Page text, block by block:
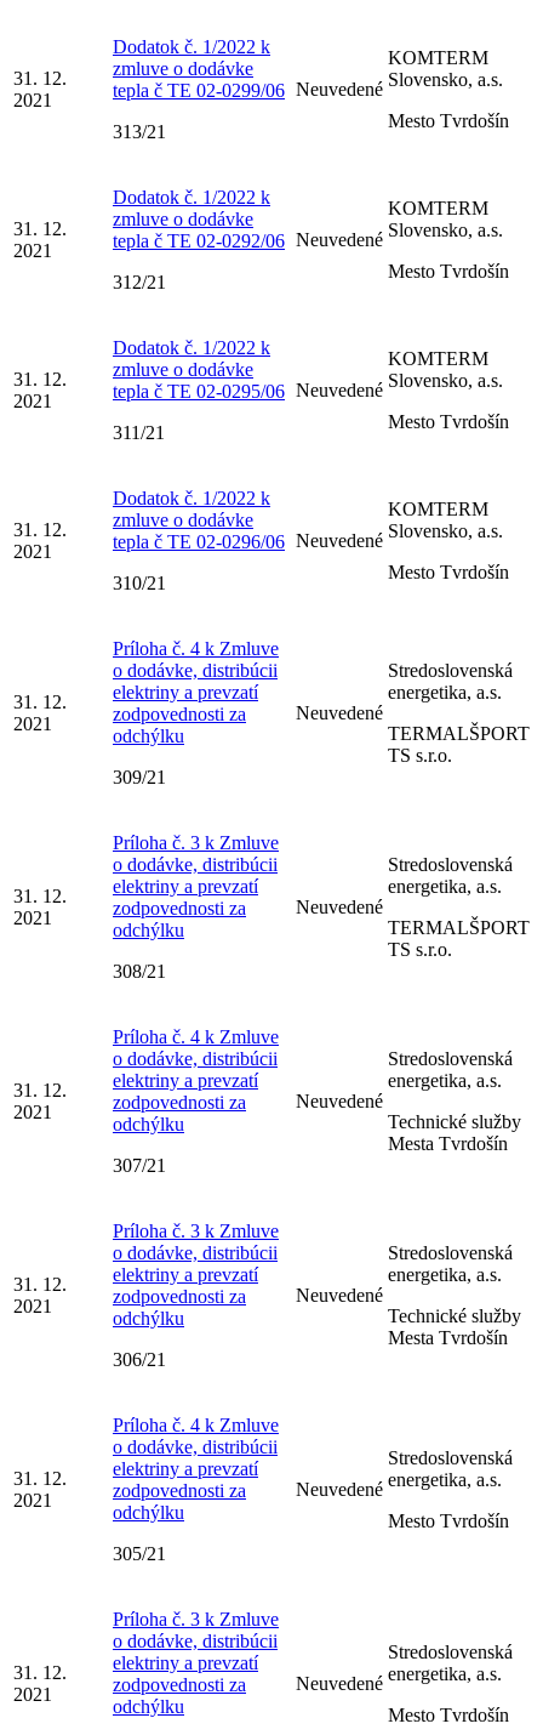
31. 12.
2021
Dodatok č. 1/2022 k
zmluve o dodávke
tepla č TE 02-0299/06
313/21
Neuvedené
KOMTERM
Slovensko, a.s.
Mesto Tvrdošín
31. 12.
2021
Dodatok č. 1/2022 k
zmluve o dodávke
tepla č TE 02-0292/06
312/21
Neuvedené
KOMTERM
Slovensko, a.s.
Mesto Tvrdošín
31. 12.
2021
Dodatok č. 1/2022 k
zmluve o dodávke
tepla č TE 02-0295/06
311/21
Neuvedené
KOMTERM
Slovensko, a.s.
Mesto Tvrdošín
31. 12.
2021
Dodatok č. 1/2022 k
zmluve o dodávke
tepla č TE 02-0296/06
310/21
Neuvedené
KOMTERM
Slovensko, a.s.
Mesto Tvrdošín
31. 12.
2021
Príloha č. 4 k Zmluve
o dodávke, distribúcii
elektriny a prevzatí
zodpovednosti za
odchýlku
309/21
Neuvedené
Stredoslovenská
energetika, a.s.
TERMALŠPORT
TS s.r.o.
31. 12.
2021
Príloha č. 3 k Zmluve
o dodávke, distribúcii
elektriny a prevzatí
zodpovednosti za
odchýlku
308/21
Neuvedené
Stredoslovenská
energetika, a.s.
TERMALŠPORT
TS s.r.o.
31. 12.
2021
Príloha č. 4 k Zmluve
o dodávke, distribúcii
elektriny a prevzatí
zodpovednosti za
odchýlku
307/21
Neuvedené
Stredoslovenská
energetika, a.s.
Technické služby
Mesta Tvrdošín
31. 12.
2021
Príloha č. 3 k Zmluve
o dodávke, distribúcii
elektriny a prevzatí
zodpovednosti za
odchýlku
306/21
Neuvedené
Stredoslovenská
energetika, a.s.
Technické služby
Mesta Tvrdošín
31. 12.
2021
Príloha č. 4 k Zmluve
o dodávke, distribúcii
elektriny a prevzatí
zodpovednosti za
odchýlku
305/21
Neuvedené
Stredoslovenská
energetika, a.s.
Mesto Tvrdošín
31. 12.
2021
Príloha č. 3 k Zmluve
o dodávke, distribúcii
elektriny a prevzatí
zodpovednosti za
odchýlku
Neuvedené
Stredoslovenská
energetika, a.s.
Mesto Tvrdošín